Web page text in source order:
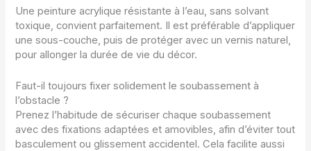
Une peinture acrylique résistante à l’eau, sans solvant
toxique, convient parfaitement. Il est préférable d’appliquer
une sous-couche, puis de protéger avec un vernis naturel,
pour allonger la durée de vie du décor.
Faut-il toujours fixer solidement le soubassement à
l’obstacle ?
Prenez l’habitude de sécuriser chaque soubassement
avec des fixations adaptées et amovibles, afin d’éviter tout
basculement ou glissement accidentel. Cela facilite aussi